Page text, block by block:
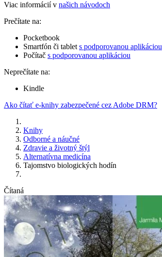
Viac informácií v našich návodoch
Prečítate na:
Pocketbook
Smartfón či tablet s podporovanou aplikáciou
Počítač s podporovanou aplikáciou
Neprečítate na:
Kindle
Ako čítať e-knihy zabezpečené cez Adobe DRM?
Knihy
Odborné a náučné
Zdravie a životný štýl
Alternatívna medicína
Tajomstvo biologických hodín
Čítaná